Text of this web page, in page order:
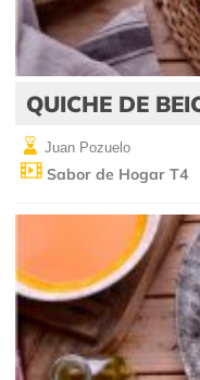
QUICHE DE
Juan Pozuelo
Sabor de Hogar T4